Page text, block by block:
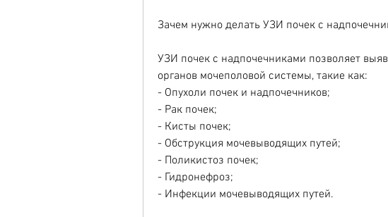
Зачем нужно делать УЗИ почек с
УЗИ почек с надпочечниками позволяет
органов мочеполовой системы, такие как:
- Опухоли почек и надпочечников;
- Рак почек;
- Кисты почек;
- Обструкция мочевыводящих путей;
- Поликистоз почек;
- Гидронефроз;
- Инфекции мочевыводящих путей.